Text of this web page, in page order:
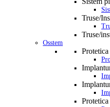
Truse/
Truse/
Osstem